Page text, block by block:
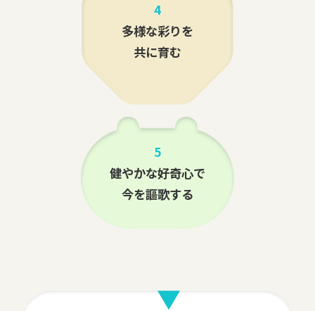
4
多様な彩りを
共に育む
5
健やかな好奇心で
今を謳歌する